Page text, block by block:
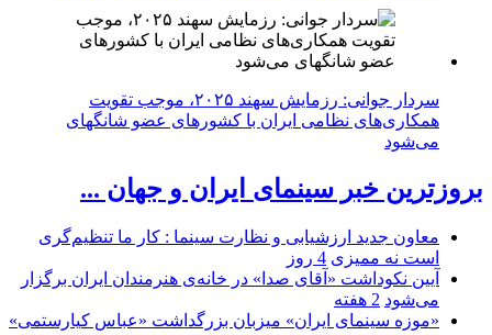
سردار جوانی: رزمایش سهند ۲۰۲۵، موجب تقویت
همکاری‌های نظامی ایران با کشور‌های عضو شانگهای
می‌شود
بروزترین خبر سینمای ایران و جهان ...
معاون جدید ارزشیابی و نظارت سینما : کار ما تنظیم‌گری
است نه ممیزی 4 روز
آیین نکوداشت «آقای صدا» در خانه‌ی هنرمندان ایران برگزار
می‌شود 2 هفته
«موزه سینمای ایران» میزبان بزرگداشت «عباس کیارستمی»